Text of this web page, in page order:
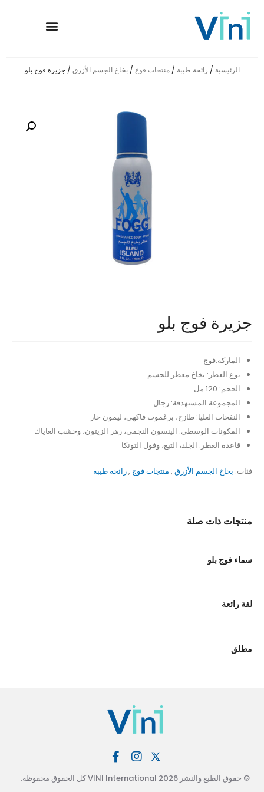
الرئيسية / رائحة طيبة /منتجات فوغ /بخاخ الجسم الأزرق / جزيرة فوج بلو
جزيرة فوج بلو
الماركة:فوج
نوع العطر: بخاخ معطر للجسم
الحجم: 120 مل
المجموعة المستهدفة: رجال
النفحات العليا: طازج، برغموت فاكهي، ليمون حار
المكونات الوسطى: الينسون النجمي، زهر الزيتون، وخشب الغاياك
قاعدة العطر: الجلد، التبغ، وفول التونكا
فئات: بخاخ الجسم الأزرق , منتجات فوج ,رائحة طيبة
منتجات ذات صلة
سماء فوج بلو
لفة رائعة
مطلق
© حقوق الطبع والنشر 2026 VINI International كل الحقوق محفوظة.